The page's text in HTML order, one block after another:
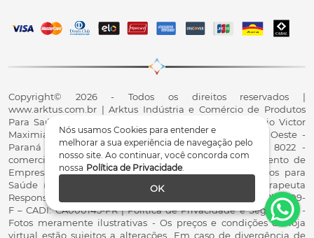
Nós usamos Cookies para entender e
melhorar a sua experiência de navegação pelo
nosso site. Ao continuar, você concorda com
nossa Política de Privacidade.
OK
Copyright© 2026 - Todos os direitos reservados |
www.arktus.com.br | Arktus Indústria e Comércio de Produtos
Para Saúde Ltda | CNPJ: 01.417.367/0001-78 | R. Antônio Victor
Maximiano, 107, Parque Industrial II, Santa Tereza do Oeste -
Paraná - CEP 85825-900 - Fale conosco: 0800 200 8022 -
comercial@arktus.com.br | Autorização de Funcionamento de
Empresa - AFE/ANVISA - Para Fabricação de Produtos para
Saúde (Correlatos): 8.02.844-5 (UX418X102741) - Fisioterapeuta
Responsável Técnico Dr. Alex Fernando Zani - Crefito8(PR): 8409-
F – CADI: CA000145-PR | Política de Privacidade e Segurança -
Fotos meramente ilustrativas - Os preços e condições da loja
virtual estão sujeitos a alterações. Em caso de divergência de